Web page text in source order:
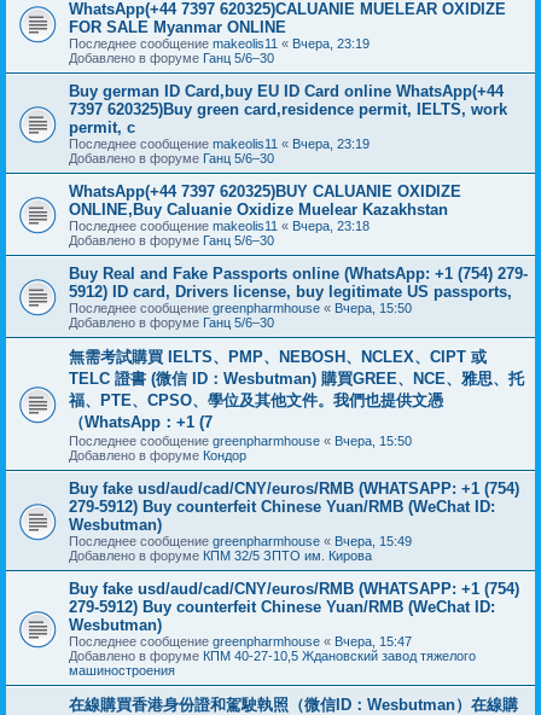
WhatsApp(+44 7397 620325)CALUANIE MUELEAR OXIDIZE
FOR SALE Myanmar ONLINE
Последнее сообщение makeolis11 « Вчера, 23:19
Добавлено в форуме Ганц 5/6–30
Buy german ID Card,buy EU ID Card online WhatsApp(+44
7397 620325)Buy green card,residence permit, IELTS, work
permit, c
Последнее сообщение makeolis11 « Вчера, 23:19
Добавлено в форуме Ганц 5/6–30
WhatsApp(+44 7397 620325)BUY CALUANIE OXIDIZE
ONLINE,Buy Caluanie Oxidize Muelear Kazakhstan
Последнее сообщение makeolis11 « Вчера, 23:18
Добавлено в форуме Ганц 5/6–30
Buy Real and Fake Passports online (WhatsApp: +1 (754) 279-
5912) ID card, Drivers license, buy legitimate US passports,
Последнее сообщение greenpharmhouse « Вчера, 15:50
Добавлено в форуме Ганц 5/6–30
無需考試購買 IELTS、PMP、NEBOSH、NCLEX、CIPT 或
TELC 證書 (微信 ID：Wesbutman) 購買GREE、NCE、雅思、托
福、PTE、CPSO、學位及其他文件。我們也提供文憑
（WhatsApp：+1 (7
Последнее сообщение greenpharmhouse « Вчера, 15:50
Добавлено в форуме Кондор
Buy fake usd/aud/cad/CNY/euros/RMB (WHATSAPP: +1 (754)
279-5912) Buy counterfeit Chinese Yuan/RMB (WeChat ID:
Wesbutman)
Последнее сообщение greenpharmhouse « Вчера, 15:49
Добавлено в форуме КПМ 32/5 ЗПТО им. Кирова
Buy fake usd/aud/cad/CNY/euros/RMB (WHATSAPP: +1 (754)
279-5912) Buy counterfeit Chinese Yuan/RMB (WeChat ID:
Wesbutman)
Последнее сообщение greenpharmhouse « Вчера, 15:47
Добавлено в форуме КПМ 40-27-10,5 Ждановский завод тяжелого
машиностроения
在線購買香港身份證和駕駛執照（微信ID：Wesbutman）在線購